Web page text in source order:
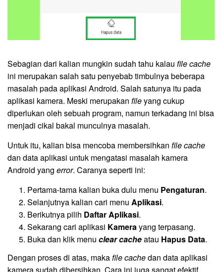
Sebagian dari kalian mungkin sudah tahu kalau file cache
ini merupakan salah satu penyebab timbulnya beberapa
masalah pada aplikasi Android. Salah satunya itu pada
aplikasi kamera. Meski merupakan fileyang cukup
diperlukan oleh sebuah program, namun terkadang ini bisa
menjadi cikal bakal munculnya masalah.
Untuk itu, kalian bisa mencoba membersihkan file cache
dan data aplikasi untuk mengatasi masalah kamera
Android yang error. Caranya seperti ini:
Pertama-tama kalian buka dulu menu Pengaturan.
Selanjutnya kalian cari menu Aplikasi.
Berikutnya pilih Daftar Aplikasi.
Sekarang cari aplikasi Kamerayang terpasang.
Buka dan klik menu clear cacheatau Hapus Data.
Dengan proses di atas, makafile cachedan data aplikasi
kamera sudah dibersihkan. Cara ini juga sangat efektif